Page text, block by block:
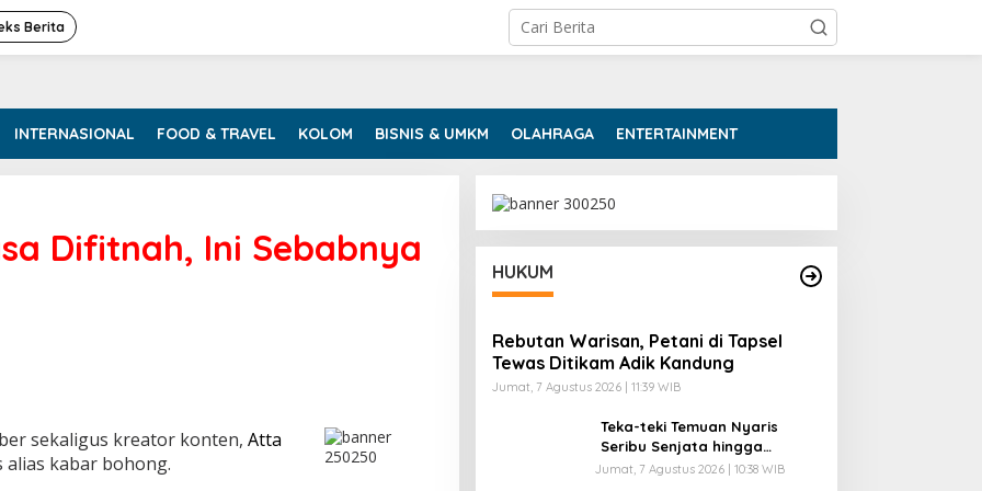
Berita
INTERNASIONAL FOOD & TRAVEL KOLOM BISNIS & UMKM OLAHRAGA ENTERTAINMENT
Difitnah, Ini Sebabnya
sekaligus kreator konten, Atta
kabar bohong.
HUKUM
Rebutan Warisan, Petani di Tapsel
Tewas Ditikam Adik Kandung
Jumat, 7 Agustus 2026 | 11:39 WIB
Teka-teki Temuan Nyaris
Seribu Senjata hingga
Narkoba di Sekolah Jaksel
Jumat, 7 Agustus 2026 | 10:38 WIB